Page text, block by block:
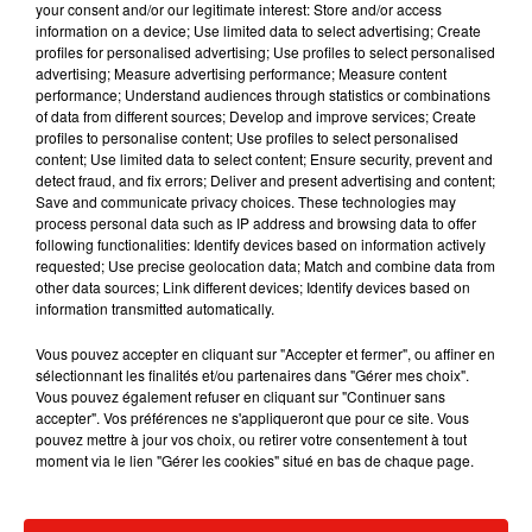
Musique
7 août 2026
RÜFÜS DU SOL annonce un nouvel
album après sa tournée mondiale
7 août 2026
Angèle et Amélie Lens dévoilent leur
collaboration tant attendue
Il y a 10 ans, DJ Snake changeait de
your consent and/or our legitimate interest: Store and/or access
information on a device; Use limited data to select advertising; Create
profiles for personalised advertising; Use profiles to select personalised
advertising; Measure advertising performance; Measure content
performance; Understand audiences through statistics or combinations
of data from different sources; Develop and improve services; Create
profiles to personalise content; Use profiles to select personalised
content; Use limited data to select content; Ensure security, prevent and
detect fraud, and fix errors; Deliver and present advertising and content;
Save and communicate privacy choices. These technologies may
process personal data such as IP address and browsing data to offer
following functionalities: Identify devices based on information actively
requested; Use precise geolocation data; Match and combine data from
other data sources; Link different devices; Identify devices based on
information transmitted automatically.
Vous pouvez accepter en cliquant sur "Accepter et fermer", ou affiner en
sélectionnant les finalités et/ou partenaires dans "Gérer mes choix".
Vous pouvez également refuser en cliquant sur "Continuer sans
accepter". Vos préférences ne s'appliqueront que pour ce site. Vous
pouvez mettre à jour vos choix, ou retirer votre consentement à tout
moment via le lien "Gérer les cookies" situé en bas de chaque page.